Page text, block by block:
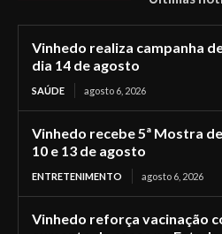
Vinhedo realiza campanha
dia 14 de agosto
SAÚDE agosto 6, 2026
Vinhedo recebe 5ª Mostra
10 e 13 de agosto
ENTRETENIMENTO agosto 6, 2026
Vinhedo reforça vacinação